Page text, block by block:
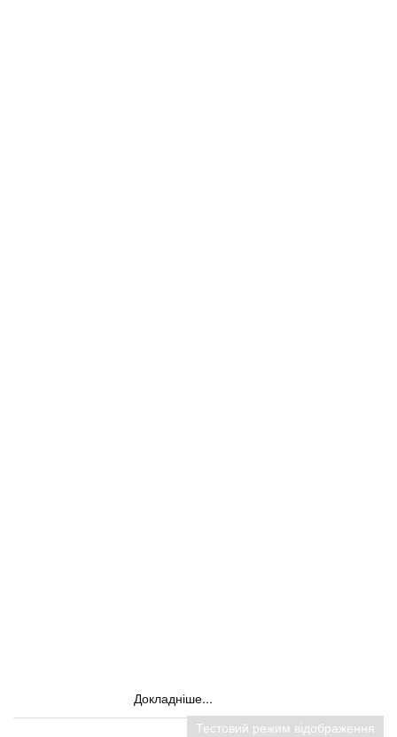
Докладніше...
Тестовий режим відображення